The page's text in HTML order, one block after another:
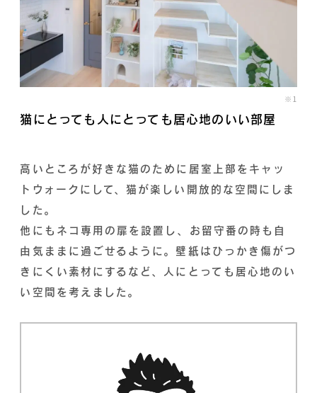
※1
猫にとっても人にとっても居心地のいい部屋
高いところが好きな猫のために居室上部をキャッ
トウォークにして、猫が楽しい開放的な空間にしま
した。
他にもネコ専用の扉を設置し、お留守番の時も自
由気ままに過ごせるように。壁紙はひっかき傷がつ
きにくい素材にするなど、人にとっても居心地のい
い空間を考えました。